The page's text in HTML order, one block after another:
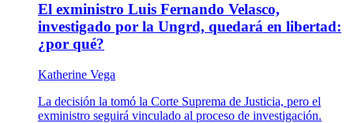
El exministro Luis Fernando Velasco,
investigado por la Ungrd, quedará en libertad:
¿por qué?
Katherine Vega
La decisión la tomó la Corte Suprema de Justicia, pero el
exministro seguirá vinculado al proceso de investigación.